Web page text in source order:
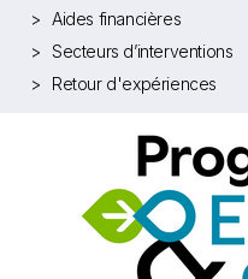
Aides financières
Secteurs d’interventions
Retour d'expériences